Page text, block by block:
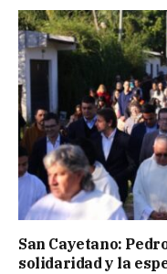
San Cayetano:
solidaridad y la